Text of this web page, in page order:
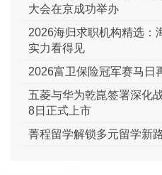
大会在京成功举办
2026海归求职机构精选：
实力看得见
2026富卫保险冠军赛马日
五菱与华为乾崑签署深化
8日正式上市
菁程留学解锁多元留学新